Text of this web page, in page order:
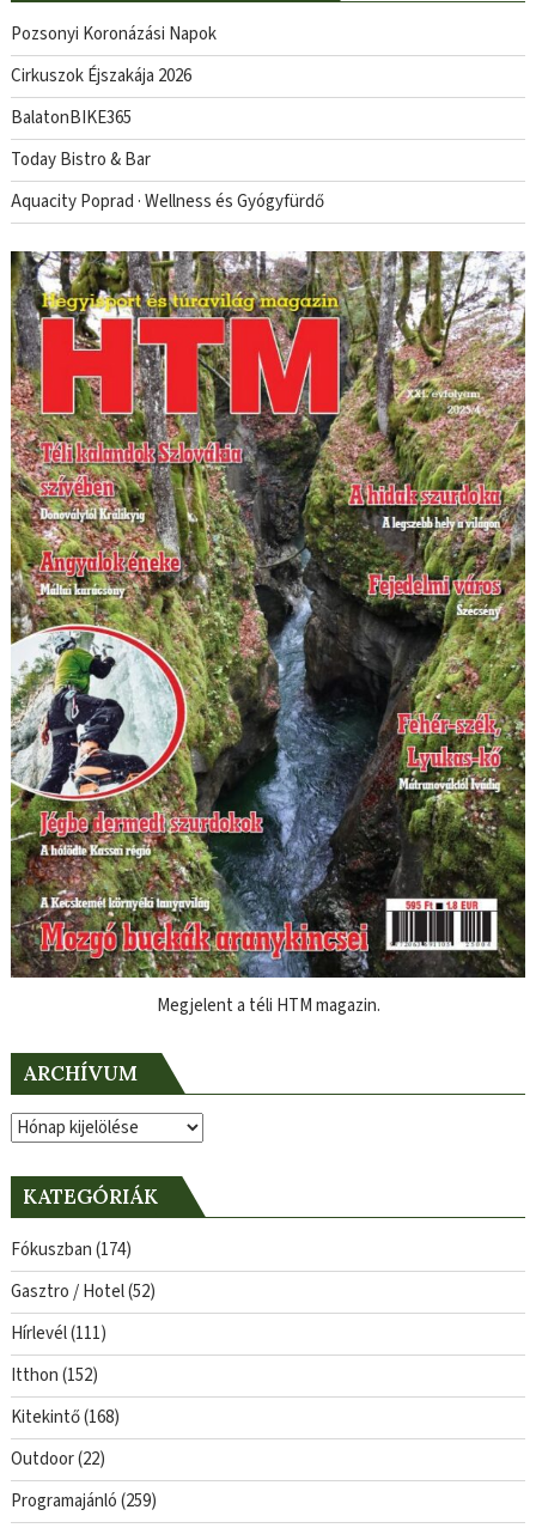
Pozsonyi Koronázási Napok
Cirkuszok Éjszakája 2026
BalatonBIKE365
Today Bistro & Bar
Aquacity Poprad · Wellness és Gyógyfürdő
Megjelent a téli HTM magazin.
ARCHÍVUM
Archívum
KATEGÓRIÁK
Fókuszban(174)
Gasztro / Hotel(52)
Hírlevél(111)
Itthon(152)
Kitekintő(168)
Outdoor(22)
Programajánló(259)